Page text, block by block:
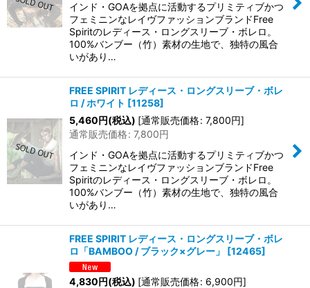
絞り込む
インド・GOAを拠点に活動するプリミティブかつ
フェミニンなレイヴファッションブランドFree
Spiritのレディース・ロングスリーブ・ボレロ。
100%バンブー（竹）素材の生地で、独特の風合
いがあり…
FREE SPIRIT レディース・ロングスリーブ・ボレ
ロ / ホワイト [11258]
5,460円(税込) [通常販売価格: 7,800円]
通常販売価格: 7,800円
インド・GOAを拠点に活動するプリミティブかつ
フェミニンなレイヴファッションブランドFree
Spiritのレディース・ロングスリーブ・ボレロ。
100%バンブー（竹）素材の生地で、独特の風合
いがあり…
FREE SPIRIT レディース・ロングスリーブ・ボレ
ロ「BAMBOO / ブラック×グレー」
[12465]
4,830円(税込) [通常販売価格: 6,900円]